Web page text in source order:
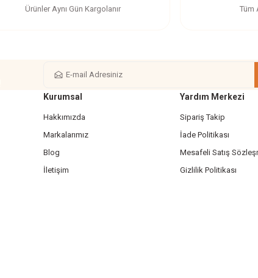
Gönder
Ürünler Aynı Gün Kargolanır Tüm
Kurumsal
Hakkımızda
Markalarımız
Blog
İletişim
Yardım Merkezi
Sipariş Takip
İade Politikası
Mesafeli Satış
Gizlilik Politikası